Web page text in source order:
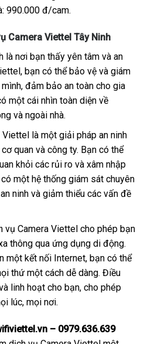
990.000 đ/cam.
Camera Viettel Tây Ninh
là nơi bạn thấy yên tâm và an
bạn có thể bảo vệ và giám
đảm bảo an toàn cho gia
một cái nhìn toàn diện về
và ngoài nhà.
Viettel là một giải pháp an ninh
quan và công ty. Bạn có thể
khỏi các rủi ro và xâm nhập
một hệ thống giám sát chuyên
ninh và giảm thiểu các vấn đề
vụ Camera Viettel cho phép bạn
thông qua ứng dụng di động.
một kết nối Internet, bạn có thể
thứ một cách dễ dàng. Điều
linh hoạt cho bạn, cho phép
lúc, mọi nơi.
– 0979.636.639